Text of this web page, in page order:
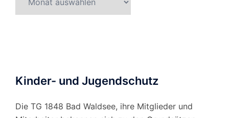
Kinder- und Jugendschutz
Die TG 1848 Bad Waldsee, ihre Mitglieder und